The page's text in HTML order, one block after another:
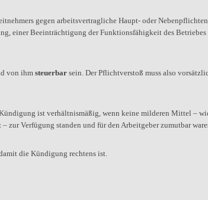
gegen arbeitsvertragliche Haupt- oder Nebenpflichten
einer Beeinträchtigung der Funktionsfähigkeit des Betriebes
von ihm steuerbar sein. Der Pflichtverstoß muss also
ist verhältnismäßig, wenn keine milderen Mittel –
zur Verfügung standen und für den Arbeitgeber zumutbar
die Kündigung rechtens ist.